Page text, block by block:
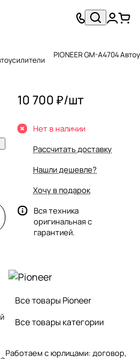
PIONEER GM-A4704
10 700 ₽/шт
Нет в наличии
Рассчитать доставку
Нашли дешевле?
Хочу в подарок
Вся техника
оригинальная с
гарантией.
Все товары Pioneer
Все товары категории
Работаем с юрлицами: договор,